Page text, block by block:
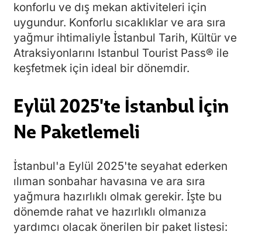
konforlu ve dış mekan aktiviteleri için
uygundur. Konforlu sıcaklıklar ve ara sıra
yağmur ihtimaliyle İstanbul Tarih, Kültür ve
Atraksiyonlarını Istanbul Tourist Pass® ile
keşfetmek için ideal bir dönemdir.
Eylül 2025'te İstanbul İçin
Ne Paketlemeli
İstanbul'a Eylül 2025'te seyahat ederken
ılıman sonbahar havasına ve ara sıra
yağmura hazırlıklı olmak gerekir. İşte bu
dönemde rahat ve hazırlıklı olmanıza
yardımcı olacak önerilen bir paket listesi: